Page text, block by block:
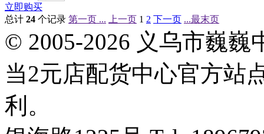
立即购买
总计 24 个记录 第一页 ... 上一页 1 2 下一页 ...最末页
© 2005-2026 义乌市巍
当2元店配货中心官方站
利。